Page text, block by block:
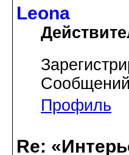
Leona
Профиль
Re: